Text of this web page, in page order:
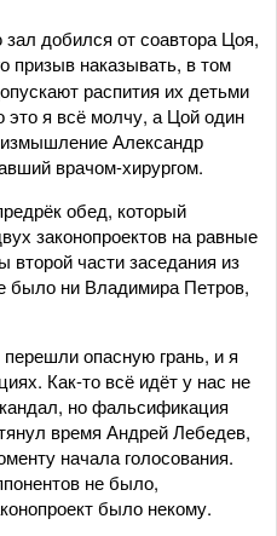
добился от соавтора Цоя,
призыв наказывать, в том
распития их детьми
это я всё молчу, а Цой один
Александр
врачом-хирургом.
обед, который
законопроектов на равные
второй части заседания из
было ни Владимира Петров,
опасную грань, и я
Как-то всё идёт у нас не
но фальсификация
время Андрей Лебедев,
начала голосования.
не было,
было некому.